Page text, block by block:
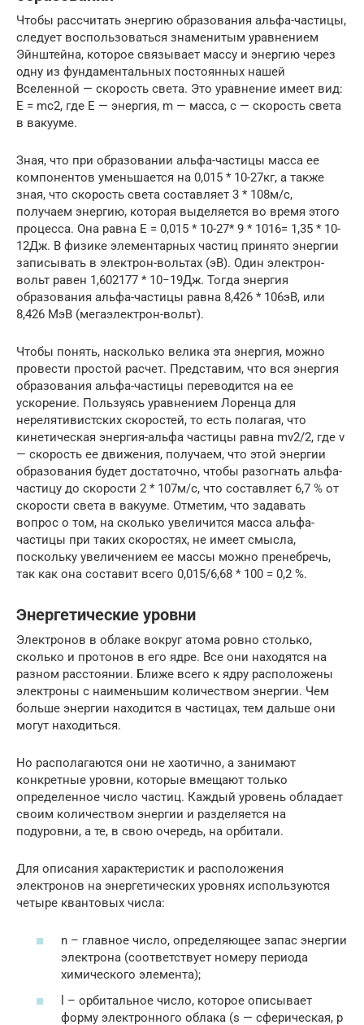
Чтобы рассчитать энергию образования альфа-частицы,
следует воспользоваться знаменитым уравнением
Эйнштейна, которое связывает массу и энергию через
одну из фундаментальных постоянных нашей
Вселенной — скорость света. Это уравнение имеет вид:
E = mc2, где E — энергия, m — масса, c — скорость света
в вакууме.
Зная, что при образовании альфа-частицы масса ее
компонентов уменьшается на 0,015 * 10-27кг, а также
зная, что скорость света составляет 3 * 108м/с,
получаем энергию, которая выделяется во время этого
процесса. Она равна E = 0,015 * 10-27* 9 * 1016= 1,35 * 10-
12Дж. В физике элементарных частиц принято энергии
записывать в электрон-вольтах (эВ). Один электрон-
вольт равен 1,602177 * 10−19Дж. Тогда энергия
образования альфа-частицы равна 8,426 * 106эВ, или
8,426 МэВ (мегаэлектрон-вольт).
Чтобы понять, насколько велика эта энергия, можно
провести простой расчет. Представим, что вся энергия
образования альфа-частицы переводится на ее
ускорение. Пользуясь уравнением Лоренца для
нерелятивистских скоростей, то есть полагая, что
кинетическая энергия-альфа частицы равна mv2/2, где v
— скорость ее движения, получаем, что этой энергии
образования будет достаточно, чтобы разогнать альфа-
частицу до скорости 2 * 107м/c, что составляет 6,7 % от
скорости света в вакууме. Отметим, что задавать
вопрос о том, на сколько увеличится масса альфа-
частицы при таких скоростях, не имеет смысла,
поскольку увеличением ее массы можно пренебречь,
так как она составит всего 0,015/6,68 * 100 = 0,2 %.
Энергетические уровни
Электронов в облаке вокруг атома ровно столько,
сколько и протонов в его ядре. Все они находятся на
разном расстоянии. Ближе всего к ядру расположены
электроны с наименьшим количеством энергии. Чем
больше энергии находится в частицах, тем дальше они
могут находиться.
Но располагаются они не хаотично, а занимают
конкретные уровни, которые вмещают только
определенное число частиц. Каждый уровень обладает
своим количеством энергии и разделяется на
подуровни, а те, в свою очередь, на орбитали.
Для описания характеристик и расположения
электронов на энергетических уровнях используются
четыре квантовых числа:
n – главное число, определяющее запас энергии
электрона (соответствует номеру периода
химического элемента);
l – орбитальное число, которое описывает
форму электронного облака (s — сферическая, p